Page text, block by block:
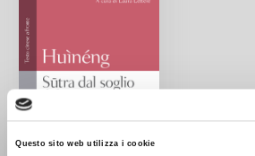
Questo sito web utilizza i cookie